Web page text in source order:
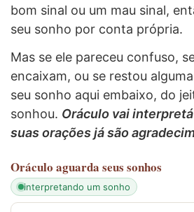
bom sinal ou um mau sinal,
seu sonho por conta própria.
Mas se ele pareceu confuso,
encaixam, ou se restou
seu sonho aqui embaixo, do
sonhou. Oráculo vai
suas orações já são
Oráculo aguarda seus sonhos
interpretando um sonho